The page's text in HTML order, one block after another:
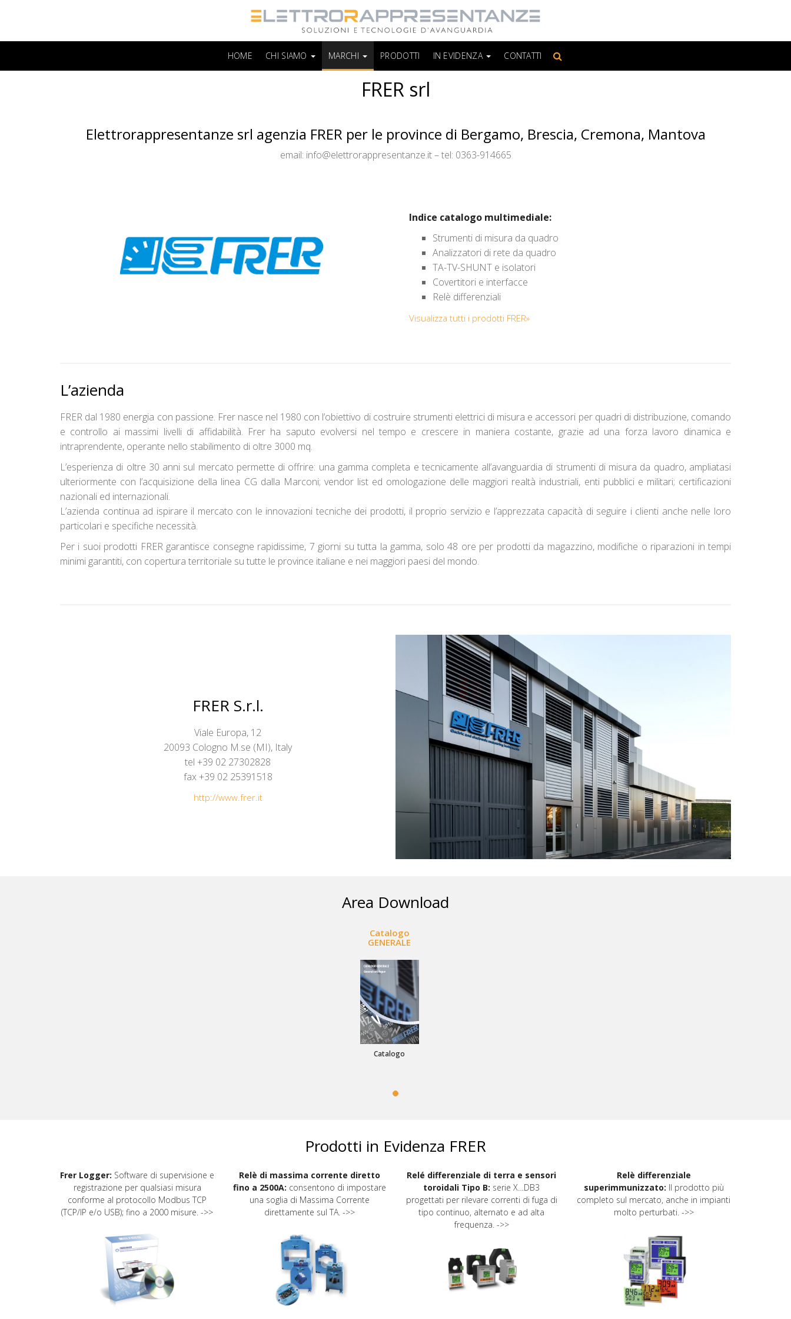
HOME CHI SIAMO MARCHI PRODOTTI IN EVIDENZA CONTATTI
FRER srl
Elettrorappresentanze srl agenzia FRER per le province di Bergamo, Brescia, Cremona, Mantova
email: info@elettrorappresentanze.it – tel: 0363-914665
Indice catalogo multimediale:
Strumenti di misura da quadro
Analizzatori di rete da quadro
TA-TV-SHUNT e isolatori
Covertitori e interfacce
Relè differenziali
Visualizza tutti i prodotti FRER»
L’azienda
FRER dal 1980 energia con passione. Frer nasce nel 1980 con l’obiettivo di costruire strumenti elettrici di misura e accessori per quadri di distribuzione, comando
e controllo ai massimi livelli di affidabilità. Frer ha saputo evolversi nel tempo e crescere in maniera costante, grazie ad una forza lavoro dinamica e
intraprendente, operante nello stabilimento di oltre 3000 mq.
L’esperienza di oltre 30 anni sul mercato permette di offrire: una gamma completa e tecnicamente all’avanguardia di strumenti di misura da quadro, ampliatasi
ulteriormente con l’acquisizione della linea CG dalla Marconi; vendor list ed omologazione delle maggiori realtà industriali, enti pubblici e militari; certificazioni
nazionali ed internazionali.
L’azienda continua ad ispirare il mercato con le innovazioni tecniche dei prodotti, il proprio servizio e l’apprezzata capacità di seguire i clienti anche nelle loro
particolari e specifiche necessità.
Per i suoi prodotti FRER garantisce consegne rapidissime, 7 giorni su tutta la gamma, solo 48 ore per prodotti da magazzino, modifiche o riparazioni in tempi
minimi garantiti, con copertura territoriale su tutte le province italiane e nei maggiori paesi del mondo.
FRER S.r.l.
Viale Europa, 12
20093 Cologno M.se (MI), Italy
tel +39 02 27302828
fax +39 02 25391518
http://www.frer.it
Area Download
Catalogo
GENERALE
Catalogo
Prodotti in Evidenza FRER
Frer Logger: Software di supervisione e
registrazione per qualsiasi misura
conforme al protocollo Modbus TCP
(TCP/IP e/o USB); fino a 2000 misure. ->>
Relè di massima corrente diretto
fino a 2500A: consentono di impostare
una soglia di Massima Corrente
direttamente sul TA. ->>
Relé differenziale di terra e sensori
toroidali Tipo B: serie X…DB3
progettati per rilevare correnti di fuga di
tipo continuo, alternato e ad alta
frequenza. ->>
Relè differenziale
superimmunizzato: Il prodotto più
completo sul mercato, anche in impianti
molto perturbati. ->>